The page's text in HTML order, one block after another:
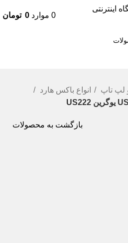
0 موارد 0 تومان
لپ تاپ
انواع باکس هارد
بازگشت به محصولات